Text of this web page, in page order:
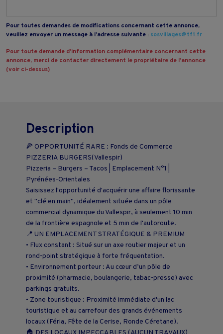
Pour toutes demandes de modifications concernant cette annonce,
veuillez envoyer un message à l’adresse suivante : sosvillages@tf1.fr
Pour toute demande d’information complémentaire concernant cette
annonce, merci de contacter directement le propriétaire de l’annonce
(voir ci-dessus)
Description
🍕 OPPORTUNITÉ RARE : Fonds de Commerce
PIZZERIA BURGERS(Vallespir)
Pizzeria – Burgers – Tacos | Emplacement N°1 |
Pyrénées-Orientales
Saisissez l'opportunité d'acquérir une affaire florissante
et "clé en main", idéalement située dans un pôle
commercial dynamique du Vallespir, à seulement 10 min
de la frontière espagnole et 5 min de l'autoroute.
📍 UN EMPLACEMENT STRATÉGIQUE & PREMIUM
• Flux constant : Situé sur un axe routier majeur et un
rond-point stratégique à forte fréquentation.
• Environnement porteur : Au cœur d’un pôle de
proximité (pharmacie, boulangerie, tabac-presse) avec
parkings gratuits.
• Zone touristique : Proximité immédiate d'un lac
touristique et au carrefour des grands événements
locaux (Féria, Fête de la Cerise, Ronde Céretane).